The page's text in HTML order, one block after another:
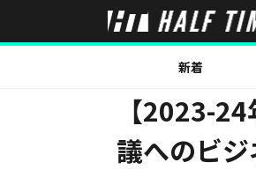
新着
HOME ニュース 【
【2023-
議へのビ